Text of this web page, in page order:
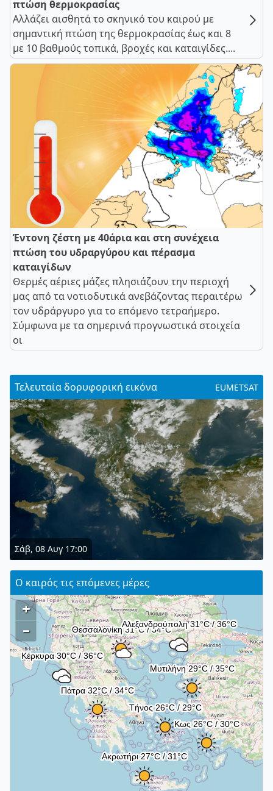
πτώση θερμοκρασίας
Αλλάζει αισθητά το σκηνικό του καιρού με
σημαντική πτώση της θερμοκρασίας έως και 8
με 10 βαθμούς τοπικά, βροχές και καταιγίδες....
Έντονη ζέστη με 40άρια και στη συνέχεια
πτώση του υδραργύρου και πέρασμα
καταιγίδων
Θερμές αέριες μάζες πλησιάζουν την περιοχή
μας από τα νοτιοδυτικά ανεβάζοντας περαιτέρω
τον υδράργυρο για το επόμενο τετραήμερο.
Σύμφωνα με τα σημερινά προγνωστικά στοιχεία
οι
Τελευταία δορυφορική εικόνα EUMETSAT
Σάβ, 08 Αυγ 17:00
Ο καιρός τις επόμενες μέρες
+
–